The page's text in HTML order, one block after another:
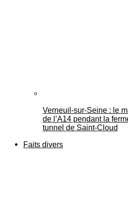
Verneuil-sur-Seine : le
de l’A14 pendant la
tunnel de Saint-Cloud
Faits divers